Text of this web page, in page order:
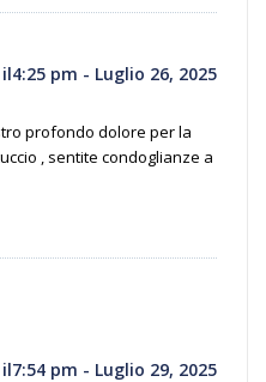
pm - Luglio 26, 2025
profondo dolore per la
, sentite condoglianze a
pm - Luglio 29, 2025